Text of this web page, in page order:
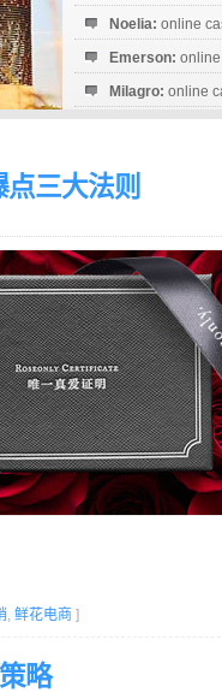
Noelia: online
Emerson:
Milagro: online
三大法则
, 鲜花电商 ]
略